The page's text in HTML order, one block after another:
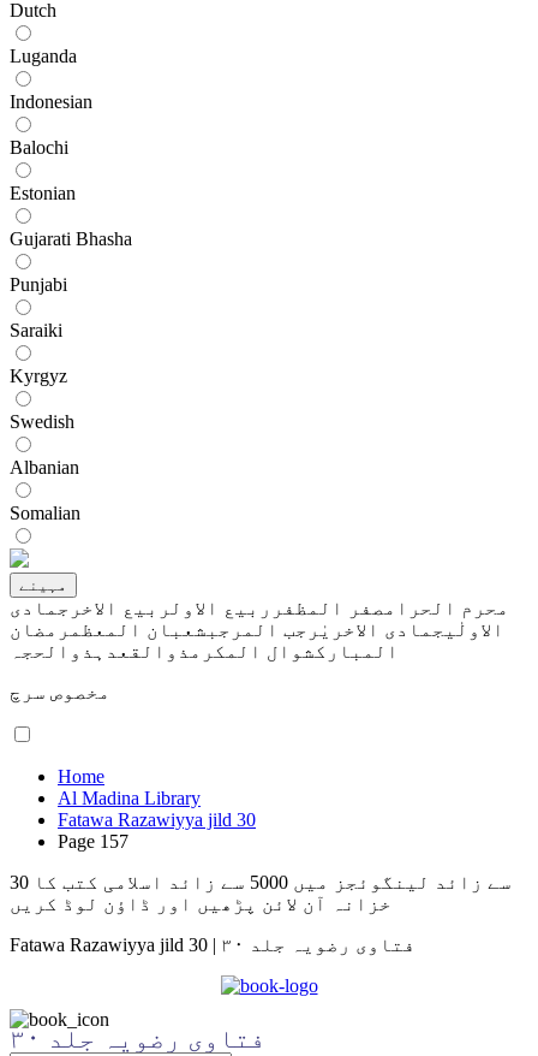
Dutch
Luganda
Indonesian
Balochi
Estonian
Gujarati Bhasha
Punjabi
Saraiki
Kyrgyz
Swedish
Albanian
Somalian
مہینے
محرم الحرامصفر المظفر ربیع الاولربیع الاخر جمادی
الاولٰیجمادی الاخریٰرجب المرجبشعبان المعظمرمضان
المبارکشوال المکرمذوالقعدہذوالحجہ
مخصوص سرچ
Home
Al Madina Library
Fatawa Razawiyya jild 30
Page 157
30 سے زائد لینگوئجز میں 5000 سے زائد اسلامی کتب کا
خزانہ آن لائن پڑھیں اور ڈاؤن لوڈ کریں
Fatawa Razawiyya jild 30 | فتاوی رضویہ جلد ۳۰
فتاوی رضویہ جلد ۳۰